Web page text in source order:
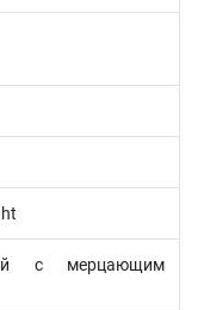
с мерцающим